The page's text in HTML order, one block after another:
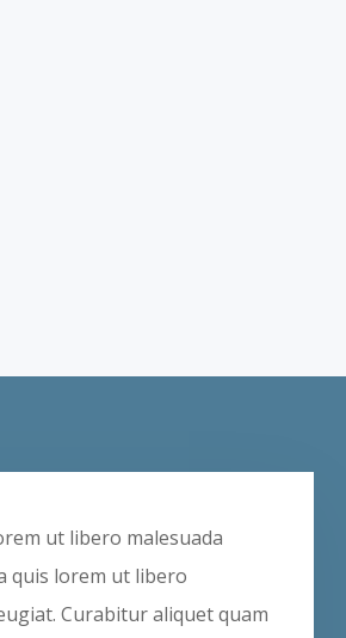
ut libero malesuada
quis lorem ut libero
Curabitur aliquet quam